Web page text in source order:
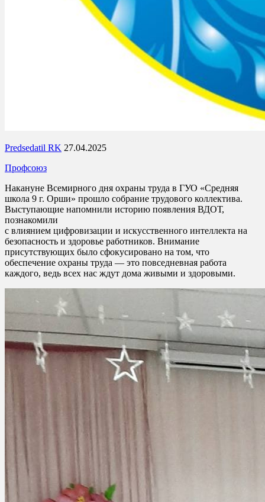
Predsedatil RK 27.04.2025
Профсоюз
Накануне Всемирного дня охраны труда в ГУО «Средняя
школа 9 г. Орши» прошло собрание трудового коллектива.
Выступающие напомнили историю появления ВДОТ,
познакомили
с влиянием цифровизации и искусственного интеллекта на
безопасность и здоровье работников. Внимание
присутствующих было сфокусировано на том, что
обеспечение охраны труда — это повседневная работа
каждого, ведь всех нас ждут дома живыми и здоровыми.